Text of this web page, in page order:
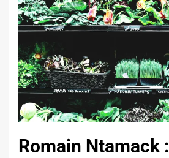
Romain Ntamack :